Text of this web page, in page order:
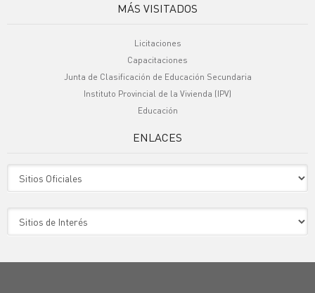
MÁS VISITADOS
Licitaciones
Capacitaciones
Junta de Clasificación de Educación Secundaria
Instituto Provincial de la Vivienda (IPV)
Educación
ENLACES